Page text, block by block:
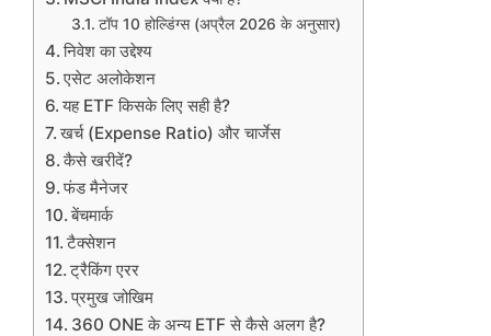
टॉप 10 होल्डिंग्स (अप्रैल 2026 के अनुसार)
निवेश का उद्देश्य
एसेट अलोकेशन
यह ETF किसके लिए सही है?
खर्च (Expense Ratio) और चार्जेस
कैसे खरीदें?
फंड मैनेजर
बेंचमार्क
टैक्सेशन
ट्रैकिंग एरर
प्रमुख जोखिम
360 ONE के अन्य ETF से कैसे अलग है?